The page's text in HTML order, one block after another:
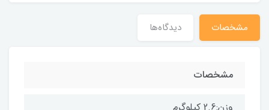
مشخصات دیدگاه‌ها
مشخصات